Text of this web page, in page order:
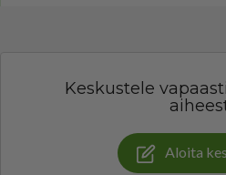
Keskustele
Aloita